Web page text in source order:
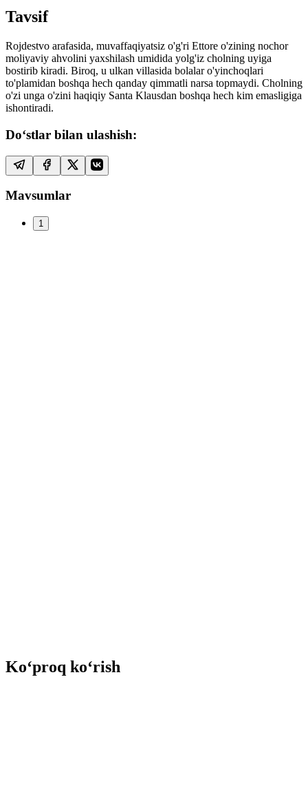
Tavsif
Rojdestvo arafasida, muvaffaqiyatsiz o'g'ri Ettore o'zining nochor
moliyaviy ahvolini yaxshilash umidida yolg'iz cholning uyiga
bostirib kiradi. Biroq, u ulkan villasida bolalar o'yinchoqlari
to'plamidan boshqa hech qanday qimmatli narsa topmaydi. Cholning
o'zi unga o'zini haqiqiy Santa Klausdan boshqa hech kim emasligiga
ishontiradi.
Do‘stlar bilan ulashish:
Mavsumlar
1
Ko‘proq ko‘rish